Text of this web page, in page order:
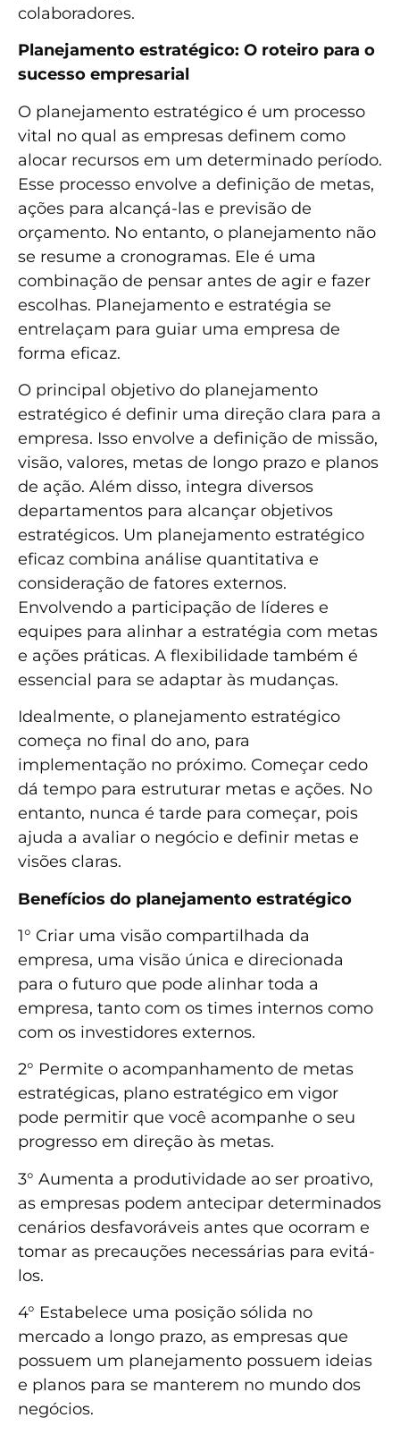
colaboradores.
Planejamento estratégico: O roteiro para o
sucesso empresarial
O planejamento estratégico é um processo
vital no qual as empresas definem como
alocar recursos em um determinado período.
Esse processo envolve a definição de metas,
ações para alcançá-las e previsão de
orçamento. No entanto, o planejamento não
se resume a cronogramas. Ele é uma
combinação de pensar antes de agir e fazer
escolhas. Planejamento e estratégia se
entrelaçam para guiar uma empresa de
forma eficaz.
O principal objetivo do planejamento
estratégico é definir uma direção clara para a
empresa. Isso envolve a definição de missão,
visão, valores, metas de longo prazo e planos
de ação. Além disso, integra diversos
departamentos para alcançar objetivos
estratégicos. Um planejamento estratégico
eficaz combina análise quantitativa e
consideração de fatores externos.
Envolvendo a participação de líderes e
equipes para alinhar a estratégia com metas
e ações práticas. A flexibilidade também é
essencial para se adaptar às mudanças.
Idealmente, o planejamento estratégico
começa no final do ano, para
implementação no próximo. Começar cedo
dá tempo para estruturar metas e ações. No
entanto, nunca é tarde para começar, pois
ajuda a avaliar o negócio e definir metas e
visões claras.
Benefícios do planejamento estratégico
1° Criar uma visão compartilhada da
empresa, uma visão única e direcionada
para o futuro que pode alinhar toda a
empresa, tanto com os times internos como
com os investidores externos.
2° Permite o acompanhamento de metas
estratégicas, plano estratégico em vigor
pode permitir que você acompanhe o seu
progresso em direção às metas.
3° Aumenta a produtividade ao ser proativo,
as empresas podem antecipar determinados
cenários desfavoráveis ​​antes que ocorram e
tomar as precauções necessárias para evitá-
los.
4° Estabelece uma posição sólida no
mercado a longo prazo, as empresas que
possuem um planejamento possuem ideias
e planos para se manterem no mundo dos
negócios.